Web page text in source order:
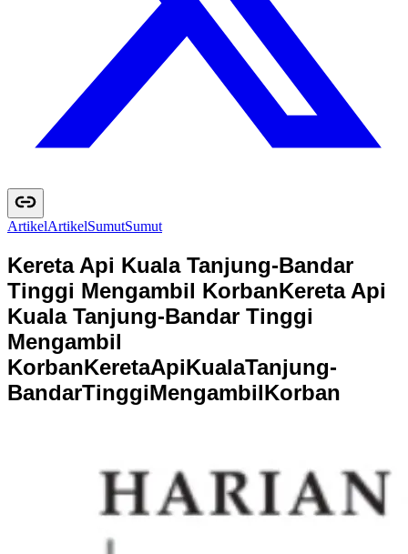
ArtikelArtikelSumutSumut
Kereta Api Kuala Tanjung-Bandar
Tinggi Mengambil KorbanKereta Api
Kuala Tanjung-Bandar Tinggi
Mengambil
KorbanKeretaApiKualaTanjung-
BandarTinggiMengambilKorban